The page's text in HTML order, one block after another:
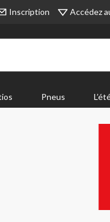
Inscription Accédez
Pneus